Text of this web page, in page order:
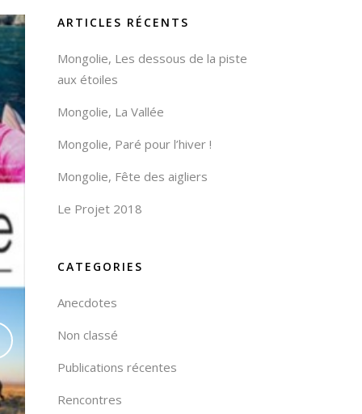
ARTICLES RÉCENTS
Mongolie, Les dessous de la piste
aux étoiles
Mongolie, La Vallée
Mongolie, Paré pour l’hiver !
Mongolie, Fête des aigliers
Le Projet 2018
CATEGORIES
Anecdotes
Non classé
Publications récentes
Rencontres